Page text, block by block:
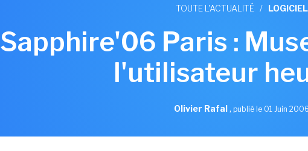
TOUTE L'ACTUALITÉ / LOGICIEL
Sapphire'06 Paris :
l'utilisateur
Olivier Rafal, publié le 01 Juin 2006